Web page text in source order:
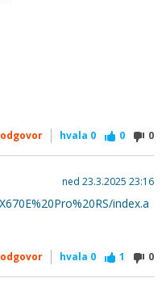
odgovor hvala 0 0 0
ned 23.3.2025 23:16
index.a
odgovor hvala 0 1 0